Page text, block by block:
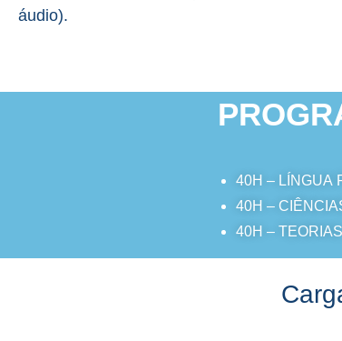
áudio).
40H – LÍNGUA
40H –
40H –